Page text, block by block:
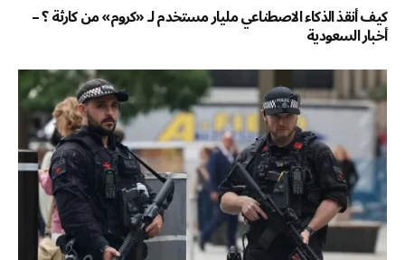
كيف أنقذ الذكاء الاصطناعي مليار مستخدم لـ «كروم» من كارثة ؟ –
أخبار السعودية